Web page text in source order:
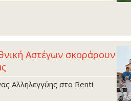
Αστέγων σκοράρουν
Αλληλεγγύης στο Renti